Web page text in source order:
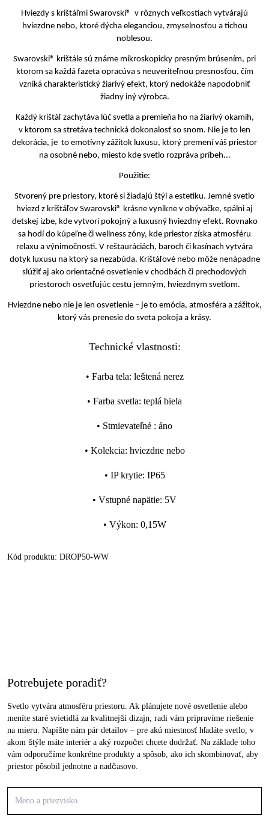
Hviezdy s krištáľmi Swarovski® v rôznych veľkostiach vytvárajú
hviezdne nebo, ktoré dýcha eleganciou, zmyselnosťou a tichou
noblesou.
Swarovski® krištále sú známe mikroskopicky presným brúsením, pri
ktorom sa každá fazeta opracúva s neuveriteľnou presnosťou, čím
vzniká charakteristický žiarivý efekt, ktorý nedokáže napodobniť
žiadny iný výrobca.
Každý krištáľ zachytáva lúč svetla a premieňa ho na žiarivý okamih,
v ktorom sa stretáva technická dokonalosť so snom. Nie je to len
dekorácia, je to emotívny zážitok luxusu, ktorý premení váš priestor
na osobné nebo, miesto kde svetlo rozpráva príbeh...
Použitie:
Stvorený pre priestory, ktoré si žiadajú štýl a estetiku. Jemné svetlo
hviezd z krištáľov Swarovski® krásne vynikne v obývačke, spálni aj
detskej izbe, kde vytvorí pokojný a luxusný hviezdny efekt. Rovnako
sa hodí do kúpeľne či wellness zóny, kde priestor získa atmosféru
relaxu a výnimočnosti. V reštauráciách, baroch či kasínach vytvára
dotyk luxusu na ktorý sa nezabúda. Krištáľové nebo môže nenápadne
slúžiť aj ako orientačné osvetlenie v chodbách či prechodových
priestoroch osvetľujúc cestu jemným, hviezdnym svetlom.
Hviezdne nebo nie je len osvetlenie – je to emócia, atmosféra a zážitok,
ktorý vás prenesie do sveta pokoja a krásy.
Technické vlastnosti:
• Farba tela: leštená nerez
• Farba svetla: teplá biela
• Stmievateľné : áno
• Kolekcia: hviezdne nebo
• IP krytie: IP65
• Vstupné napätie: 5V
• Výkon: 0,15W
Kód produktu: DROP50-WW
Potrebujete poradiť?
Svetlo vytvára atmosféru priestoru. Ak plánujete nové osvetlenie alebo
meníte staré svietidlá za kvalitnejší dizajn, radi vám pripravíme riešenie
na mieru. Napíšte nám pár detailov – pre akú miestnosť hľadáte svetlo, v
akom štýle máte interiér a aký rozpočet chcete dodržať. Na základe toho
vám odporučíme konkrétne produkty a spôsob, ako ich skombinovať, aby
priestor pôsobil jednotne a nadčasovo.